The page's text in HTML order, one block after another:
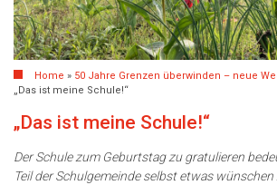
Home » 50 Jahre Grenzen überwinden – neue
„Das ist meine Schule!“
„Das ist meine Schule!“
Der Schule zum Geburtstag zu gratulieren
Teil der Schulgemeinde selbst etwas